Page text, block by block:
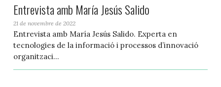
Entrevista amb María Jesús Salido
21 de novembre de 2022
Entrevista amb María Jesús Salido. Experta en
tecnologies de la informació i processos d’innovació
organitzaci...